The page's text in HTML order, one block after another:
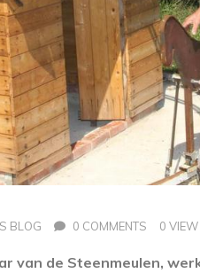
BLOG 0 COMMENTS 0 VIEW
van de Steenmeulen,